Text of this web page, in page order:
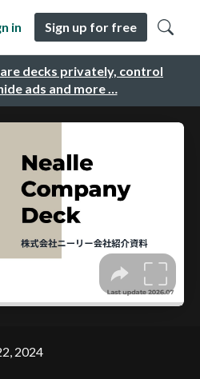
decks privately, control
ads and more …
in Sign up for free
2024